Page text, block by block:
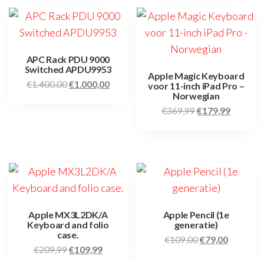
APC Rack PDU 9000
Switched APDU9953
€1.400,00€1.000,00
Apple Magic Keyboard
voor 11-inch iPad Pro –
Norwegian
€369,99€179,99
Apple MX3L2DK/A
Keyboard and folio
case.
€209,99€109,99
Apple Pencil (1e
generatie)
€109,00€79,00